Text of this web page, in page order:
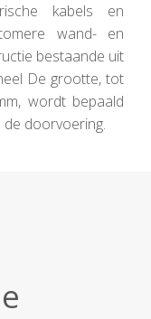
kabels en
wand- en
bestaande uit
De grootte, tot
wordt bepaald
doorvoering.